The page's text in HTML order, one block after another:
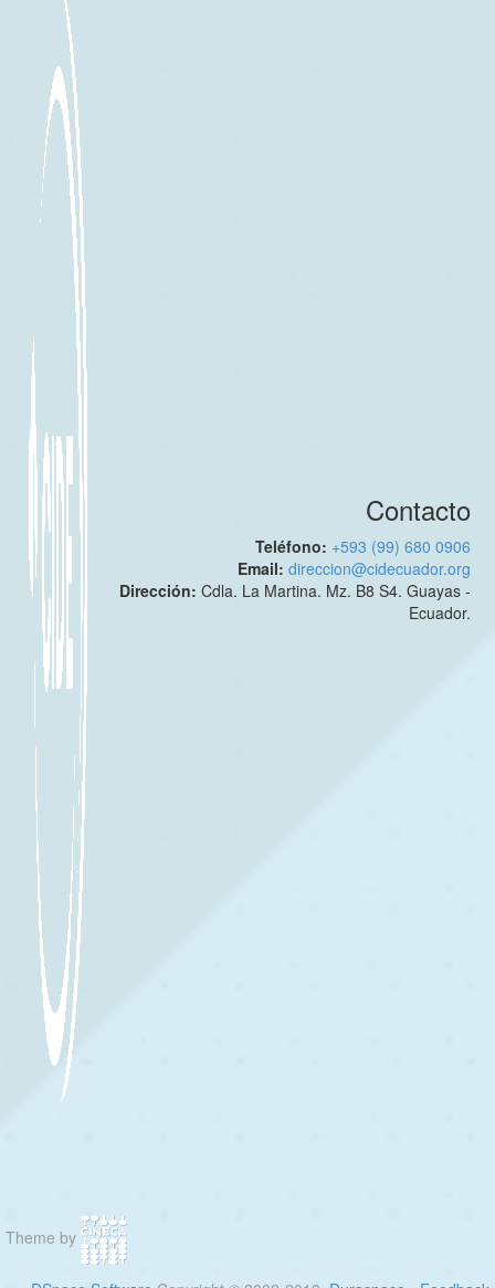
Contacto
Teléfono: +593 (99) 680 0906
Email:direccion@cidecuador.org
Dirección:Cdla. La Martina. Mz. B8 S4. Guayas -
Ecuador.
Theme by